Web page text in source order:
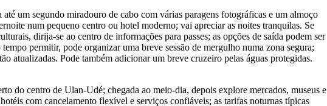
um segundo miradouro de cabo com várias paragens fotográficas e um almoço
num pequeno centro ou hotel moderno; vai apreciar as noites tranquilas. Se
dirija-se ao centro de informações para passes; as opções de saída podem ser
permitir, pode organizar uma breve sessão de mergulho numa zona segura;
atualizadas. Pode também adicionar um breve cruzeiro pelas águas protegidas.
do centro de Ulan-Udé; chegada ao meio-dia, depois explore mercados, museus e
com cancelamento flexível e serviços confiáveis; as tarifas noturnas típicas